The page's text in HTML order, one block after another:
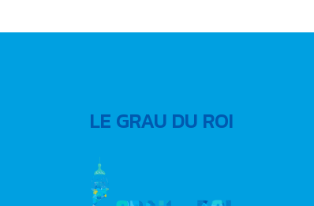
LE GRAU DU ROI